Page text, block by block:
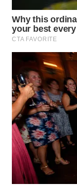
WN DELI
SERDANG
WN
TEBING
TINGGI
WN
PAKPAK
WN
KARAWANG
WN
BEKASI